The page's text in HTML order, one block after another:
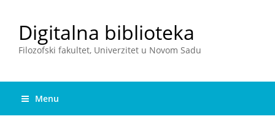
Digitalna biblioteka
Filozofski fakultet, Univerzitet u Novom Sadu
Menu